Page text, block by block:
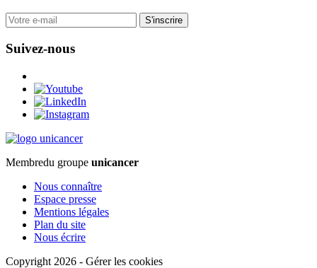
S'inscrire
Suivez-nous
Membredu groupe unicancer
Nous connaître
Espace presse
Mentions légales
Plan du site
Nous écrire
Copyright 2026 - Gérer les cookies